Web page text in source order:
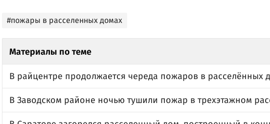
#пожары в расселенных домах
Материалы по теме
В райцентре продолжается череда пожаров в расселённых
В Заводском районе ночью тушили пожар в трехэтажном